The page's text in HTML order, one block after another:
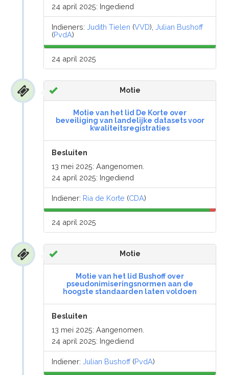
24 april 2025: Ingediend
Indieners:Judith Tielen (VVD),Julian Bushoff
(PvdA)
24 april 2025
Motie
Motie van het lid De Korte over
beveiliging van landelijke datasets voor
kwaliteitsregistraties
Besluiten
13 mei 2025: Aangenomen.
24 april 2025: Ingediend
Indiener: Ria de Korte (CDA)
24 april 2025
Motie
Motie van het lid Bushoff over
pseudonimiseringsnormen aan de
hoogste standaarden laten voldoen
Besluiten
13 mei 2025: Aangenomen.
24 april 2025: Ingediend
Indiener:Julian Bushoff(PvdA)